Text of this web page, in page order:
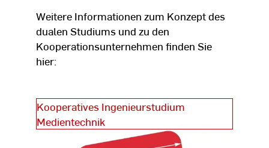
Weitere Informationen zum Konzept des
dualen Studiums und zu den
Kooperationsunternehmen finden Sie
hier:
Kooperatives Ingenieurstudium
Medientechnik